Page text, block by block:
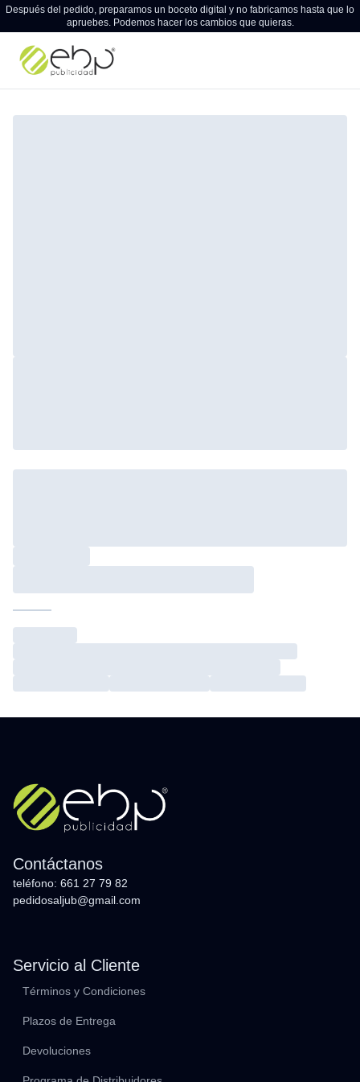
Después del pedido, preparamos un boceto digital y no fabricamos hasta que lo
apruebes. Podemos hacer los cambios que quieras.
Contáctanos
teléfono: 661 27 79 82
pedidosaljub@gmail.com
Servicio al Cliente
Términos y Condiciones
Plazos de Entrega
Devoluciones